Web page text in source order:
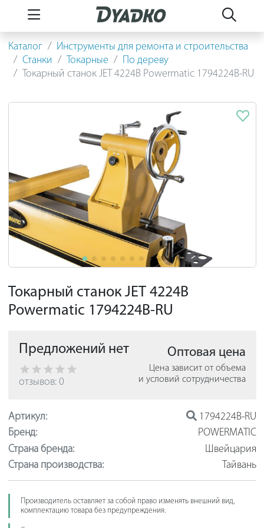
Каталог
Инструменты для ремонта и строительства
Станки
Токарные
По дереву
Токарный станок JET 4224B Powermatic 1794224B-RU
Токарный станок JET 4224B
Powermatic 1794224B-RU
Предложений нет
отзывов: 0
Оптовая цена
Цена зависит от объема
и условий сотрудничества
Артикул:
1794224B-RU
Бренд:
POWERMATIC
Страна бренда:
Швейцария
Страна производства:
Тайвань
Производитель оставляет за собой право изменять внешний вид,
комплектацию товара без предупреждения.